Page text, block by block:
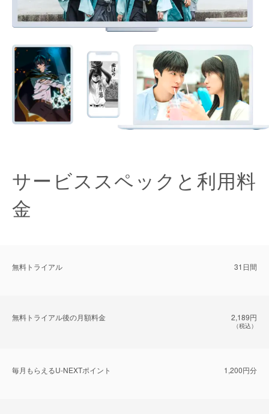
サービススペックと利用料
金
無料トライアル 31日間
無料トライアル後の⽉額料金 2,189円
（税込）
毎⽉もらえるU-NEXTポイント 1,200円分